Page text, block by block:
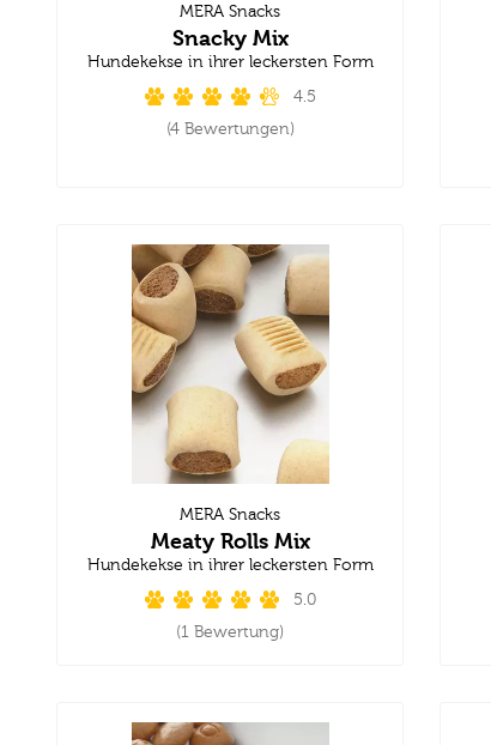
MERA Snacks
Snacky Mix
Hundekekse in ihrer leckersten Form
4.5
(4 Bewertungen)
MERA Snacks
Meaty Rolls Mix
Hundekekse in ihrer leckersten Form
5.0
(1 Bewertung)